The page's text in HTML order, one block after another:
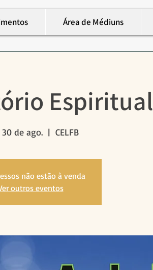
Área de Médiuns
Espiritual
30 de ago.
  |
CELFB
não estão à venda
outros eventos